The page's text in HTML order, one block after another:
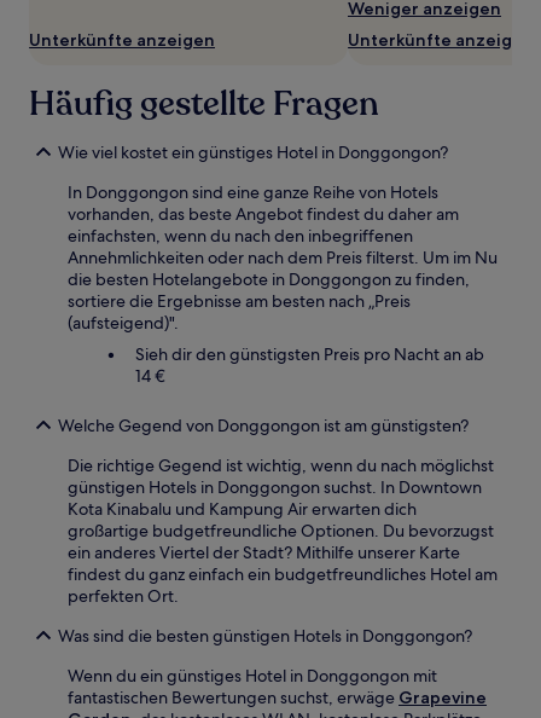
Unterkünfte anzeigen
Weniger anzeigen
Unterkünfte anzeigen
Häufig gestellte Fragen
Wie viel kostet ein günstiges Hotel in Donggongon?
In Donggongon sind eine ganze Reihe von Hotels
vorhanden, das beste Angebot findest du daher am
einfachsten, wenn du nach den inbegriffenen
Annehmlichkeiten oder nach dem Preis filterst. Um im Nu
die besten Hotelangebote in Donggongon zu finden,
sortiere die Ergebnisse am besten nach „Preis
(aufsteigend)".
Sieh dir den günstigsten Preis pro Nacht an ab
14 €
Welche Gegend von Donggongon ist am günstigsten?
Die richtige Gegend ist wichtig, wenn du nach möglichst
günstigen Hotels in Donggongon suchst. In Downtown
Kota Kinabalu und Kampung Air erwarten dich
großartige budgetfreundliche Optionen. Du bevorzugst
ein anderes Viertel der Stadt? Mithilfe unserer Karte
findest du ganz einfach ein budgetfreundliches Hotel am
perfekten Ort.
Was sind die besten günstigen Hotels in Donggongon?
Wenn du ein günstiges Hotel in Donggongon mit
fantastischen Bewertungen suchst, erwäge Grapevine